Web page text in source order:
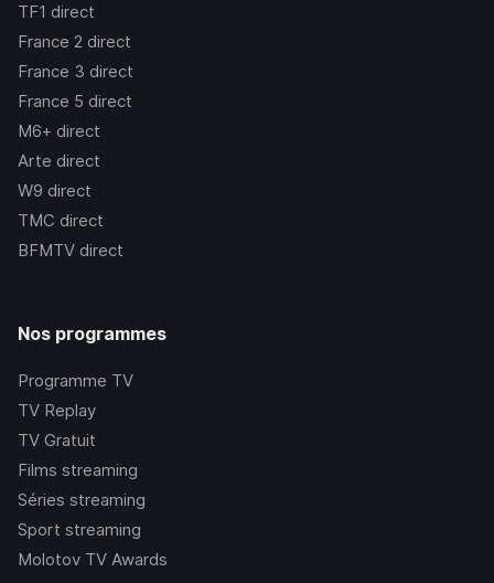
TF1 direct
France 2 direct
France 3 direct
France 5 direct
M6+ direct
Arte direct
W9 direct
TMC direct
BFMTV direct
Nos programmes
Programme TV
TV Replay
TV Gratuit
Films streaming
Séries streaming
Sport streaming
Molotov TV Awards